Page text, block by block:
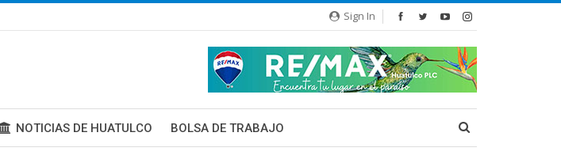
Sign In
NOTICIAS DE HUATULCO BOLSA DE TRABAJO